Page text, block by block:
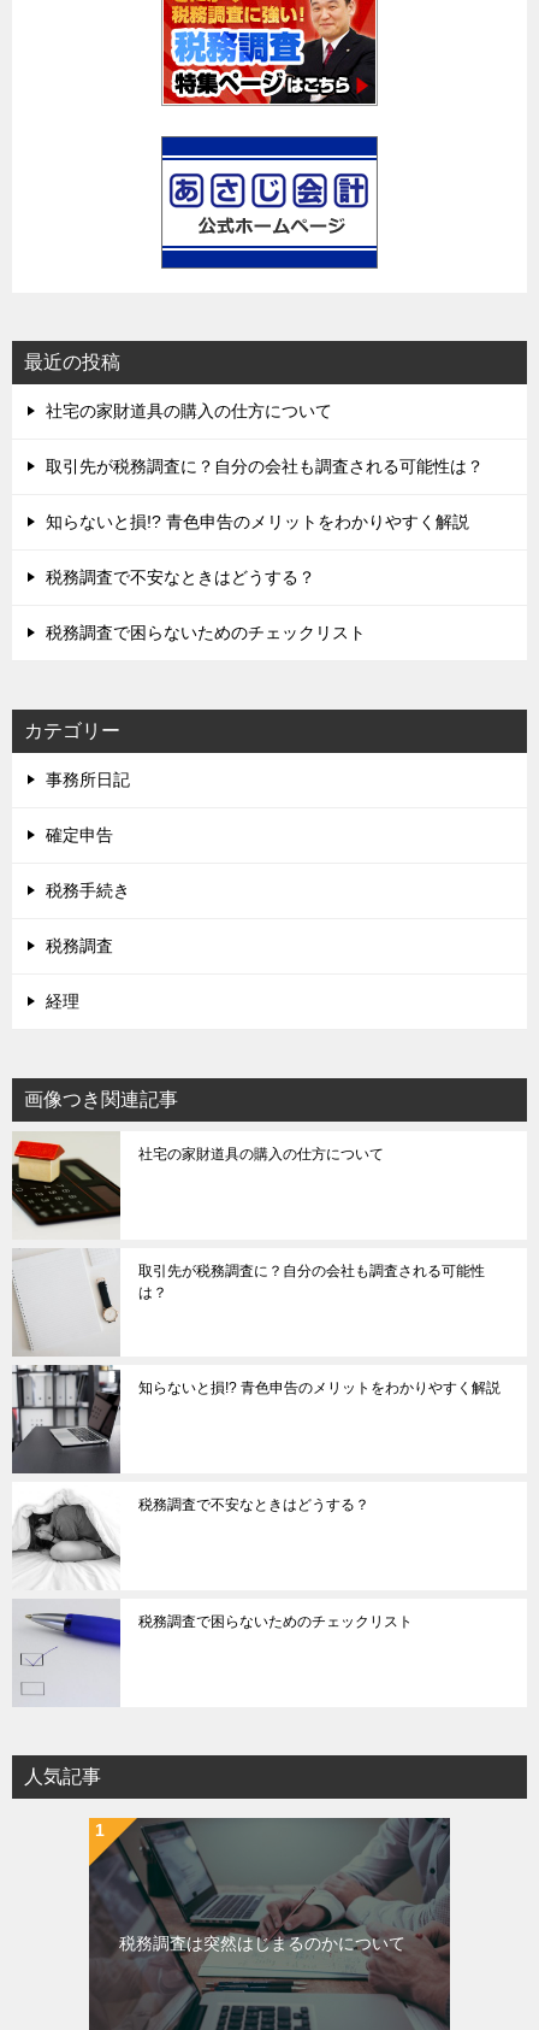
最近の投稿
社宅の家財道具の購入の仕方について
取引先が税務調査に？自分の会社も調査される可能性は？
知らないと損!? 青色申告のメリットをわかりやすく解説
税務調査で不安なときはどうする？
税務調査で困らないためのチェックリスト
カテゴリー
事務所日記
確定申告
税務手続き
税務調査
経理
画像つき関連記事
社宅の家財道具の購入の仕方について
取引先が税務調査に？自分の会社も調査される可能性
は？
知らないと損!? 青色申告のメリットをわかりやすく解説
税務調査で不安なときはどうする？
税務調査で困らないためのチェックリスト
人気記事
税務調査は突然はじまるのかについて